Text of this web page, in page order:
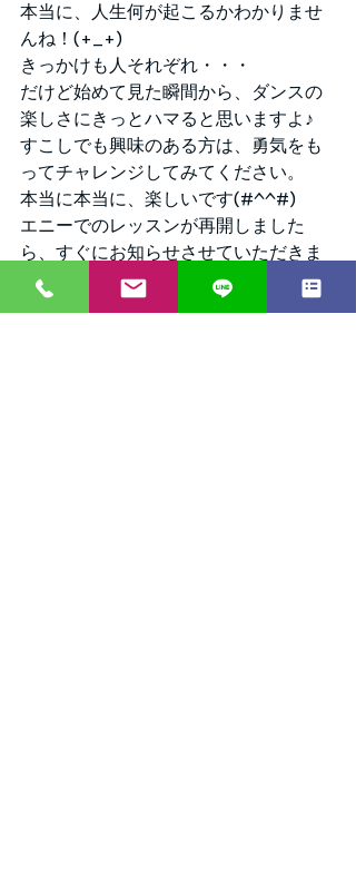
本当に、人生何が起こるかわかりませ
んね！(+_+)
きっかけも人それぞれ・・・
だけど始めて見た瞬間から、ダンスの
楽しさにきっとハマると思いますよ♪
すこしでも興味のある方は、勇気をも
ってチャレンジしてみてください。
本当に本当に、楽しいです(#^^#)
エニーでのレッスンが再開しました
ら、すぐにお知らせさせていただきま
すの
みなさま、今しばらくお待ちください